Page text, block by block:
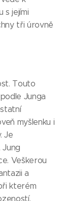
s jejími
tři úrovně
Touto
Junga
myšlenku i
Je
Jung
Veškerou
a
kterém